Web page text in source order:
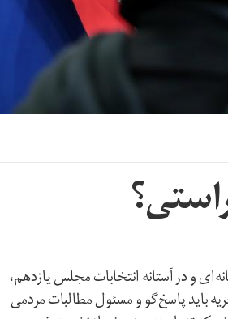
جلسه دیدار رسانه‌ای و در آستانه انتخابات مجلس یازدهم،
باید پاسخ‌گو و مسئول مطالبات مردمی